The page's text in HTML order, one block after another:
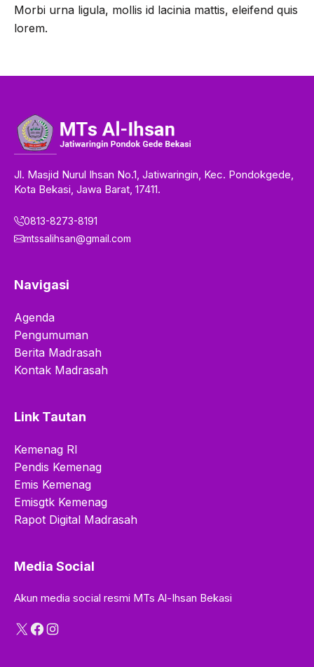
Morbi urna ligula, mollis id lacinia mattis, eleifend quis
lorem.
Jl. Masjid Nurul Ihsan No.1, Jatiwaringin, Kec. Pondokgede,
Kota Bekasi, Jawa Barat, 17411.
0813-8273-8191
mtssalihsan@gmail.com
Navigasi
Agenda
Pengumuman
Berita Madrasah
Kontak Madrasah
Link Tautan
Kemenag RI
Pendis Kemenag
Emis Kemenag
Emisgtk Kemenag
Rapot Digital Madrasah
Media Social
Akun media social resmi MTs Al-Ihsan Bekasi
X Facebook Instagram